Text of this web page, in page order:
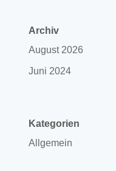
Archiv
August 2026
Juni 2024
Kategorien
Allgemein